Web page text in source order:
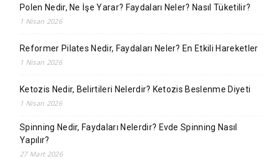
Polen Nedir, Ne İşe Yarar? Faydaları Neler? Nasıl Tüketilir?
1 Nisan 2026
Reformer Pilates Nedir, Faydaları Neler? En Etkili Hareketler
1 Nisan 2026
Ketozis Nedir, Belirtileri Nelerdir? Ketozis Beslenme Diyeti
1 Nisan 2026
Spinning Nedir, Faydaları Nelerdir? Evde Spinning Nasıl
Yapılır?
27 Mart 2026